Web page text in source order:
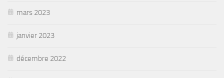
mars 2023
janvier 2023
décembre 2022